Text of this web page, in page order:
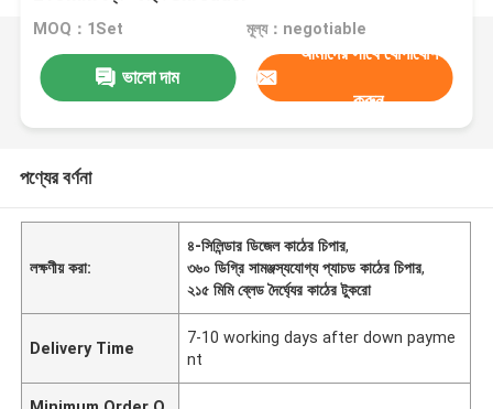
MOQ：1Set মূল্য：negotiable
ভালো দাম
আমাদের সাথে যোগাযোগ
করুন
পণ্যের বর্ণনা
লক্ষণীয় করা:
৪-সিলিন্ডার ডিজেল কাঠের চিপার,
৩৬০ ডিগ্রি সামঞ্জস্যযোগ্য প্যাচড কাঠের চিপার,
২১৫ মিমি ব্লেড দৈর্ঘ্যের কাঠের টুকরো
Delivery Time
7-10 working days after down payme
nt